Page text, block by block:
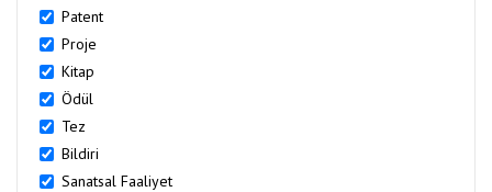
Patent
Proje
Kitap
Ödül
Tez
Bildiri
Sanatsal Faaliyet